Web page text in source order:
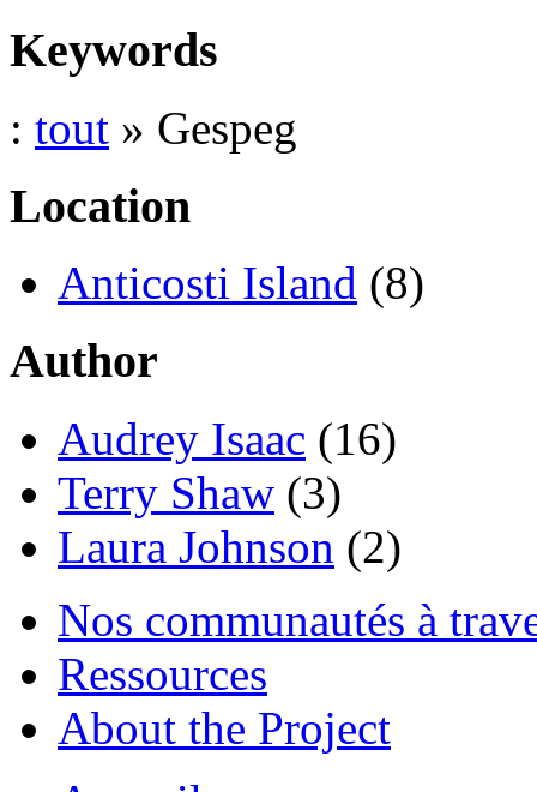
Keywords
: tout » Gespeg
Location
Anticosti Island (8)
Author
Audrey Isaac (16)
Terry Shaw (3)
Laura Johnson (2)
Nos communautés à
Ressources
About the Project